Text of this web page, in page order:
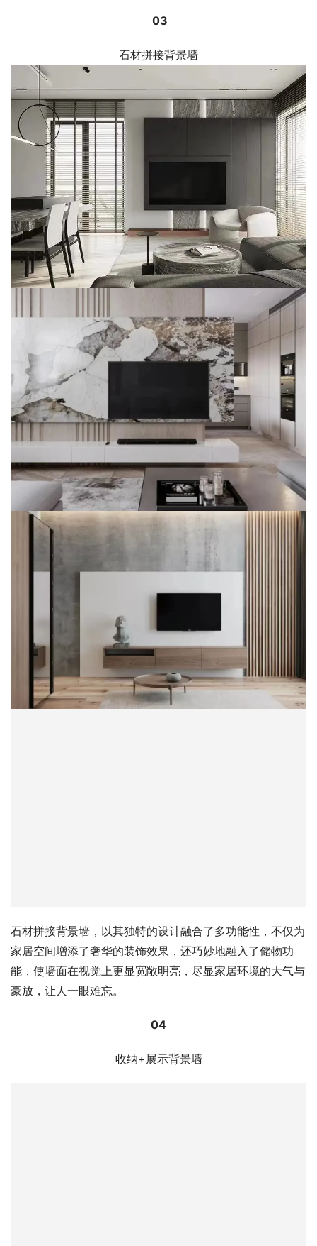
03
石材拼接背景墙
石材拼接背景墙，以其独特的设计融合了多功能性，不仅为
家居空间增添了奢华的装饰效果，还巧妙地融入了储物功
能，使墙面在视觉上更显宽敞明亮，尽显家居环境的大气与
豪放，让人一眼难忘。
04
收纳+展示背景墙